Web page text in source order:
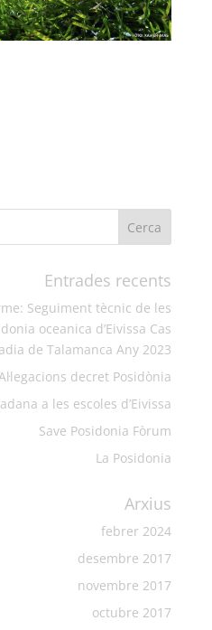
Entrades recents
Seguiment tècnic de les
oceanica d’Eivissa Cas
de Talamanca Any 2023
decret Posidònia
a les escoles d’Eivissa
Save Posidonia Fòrum
La Posidonia
Arxius
febrer 2024
desembre 2017
novembre 2017
octubre 2017